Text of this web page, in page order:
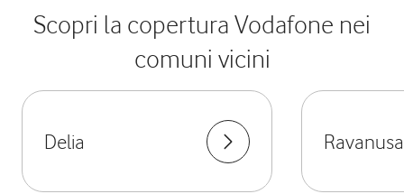
Scopri la copertura Vodafone nei
comuni vicini
Delia Ravanusa